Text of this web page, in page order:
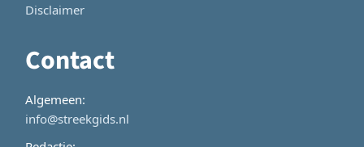
Disclaimer
Contact
Algemeen:
info@streekgids.nl